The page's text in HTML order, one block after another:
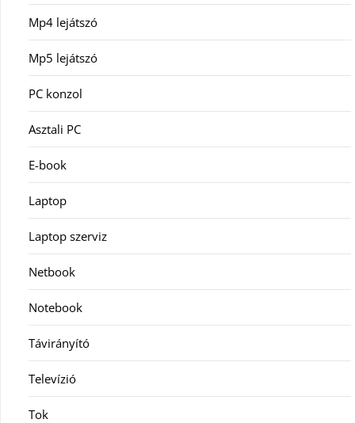
Mp4 lejátszó
Mp5 lejátszó
PC konzol
Asztali PC
E-book
Laptop
Laptop szerviz
Netbook
Notebook
Távirányító
Televízió
Tok